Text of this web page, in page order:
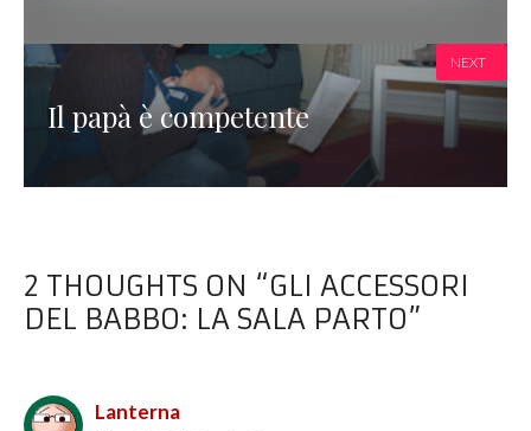
Il papà è competente
NEXT
2 THOUGHTS ON “GLI ACCESSORI
DEL BABBO: LA SALA PARTO”
Lanterna